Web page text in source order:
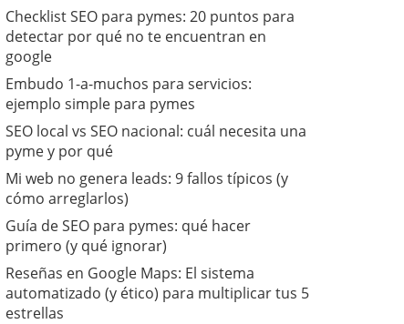
Checklist SEO para pymes: 20 puntos para
detectar por qué no te encuentran en
google
Embudo 1-a-muchos para servicios:
ejemplo simple para pymes
SEO local vs SEO nacional: cuál necesita una
pyme y por qué
Mi web no genera leads: 9 fallos típicos (y
cómo arreglarlos)
Guía de SEO para pymes: qué hacer
primero (y qué ignorar)
​Reseñas en Google Maps: El sistema
automatizado (y ético) para multiplicar tus 5
estrellas